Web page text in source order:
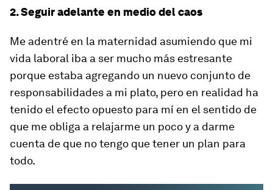
2. Seguir adelante en medio del caos
Me adentré en la maternidad asumiendo que mi
vida laboral iba a ser mucho más estresante
porque estaba agregando un nuevo conjunto de
responsabilidades a mi plato, pero en realidad ha
tenido el efecto opuesto para mí en el sentido de
que me obliga a relajarme un poco y a darme
cuenta de que no tengo que tener un plan para
todo.